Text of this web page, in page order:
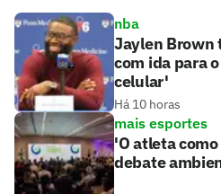
nba
Jaylen Brown
com ida para
celular'
Há 10 horas
mais esportes
'O atleta
debate